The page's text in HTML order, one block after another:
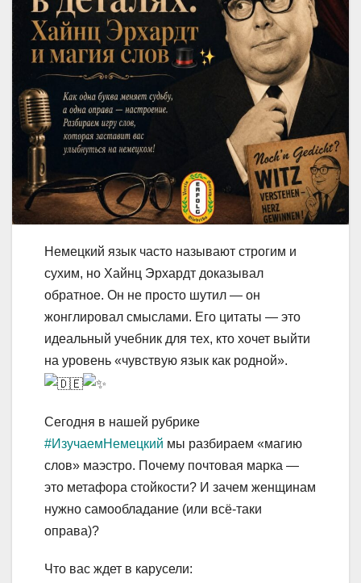
Немецкий язык часто называют строгим и
сухим, но Хайнц Эрхардт доказывал
обратное. Он не просто шутил — он
жонглировал смыслами. Его цитаты — это
идеальный учебник для тех, кто хочет выйти
на уровень «чувствую язык как родной».
Сегодня в нашей рубрике
#ИзучаемНемецкий мы разбираем «магию
слов» маэстро. Почему почтовая марка —
это метафора стойкости? И зачем женщинам
нужно самообладание (или всё-таки
оправа)?
Что вас ждет в карусели: